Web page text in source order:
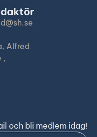
Alfred
,
och bli medlem idag!